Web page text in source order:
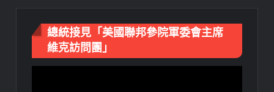
總統接見「美國聯邦參院軍委會主席
維克訪問團」